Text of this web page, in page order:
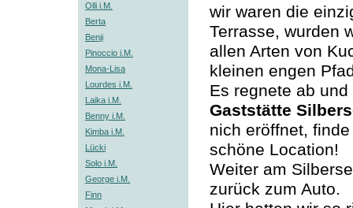
Olli i.M.
Berta
Benji
Pinoccio i.M.
Mona-Lisa
Lourdes i.M.
Laika i.M.
Benny i.M.
Kimba i.M.
Lücki
Solo i.M.
George i.M.
Finn
wir waren die
Terrasse, wurden
allen Arten von
kleinen engen
Es regnete ab
Gaststätte
nich eröffnet,
schöne Location!
Weiter am
zurück zum Auto.